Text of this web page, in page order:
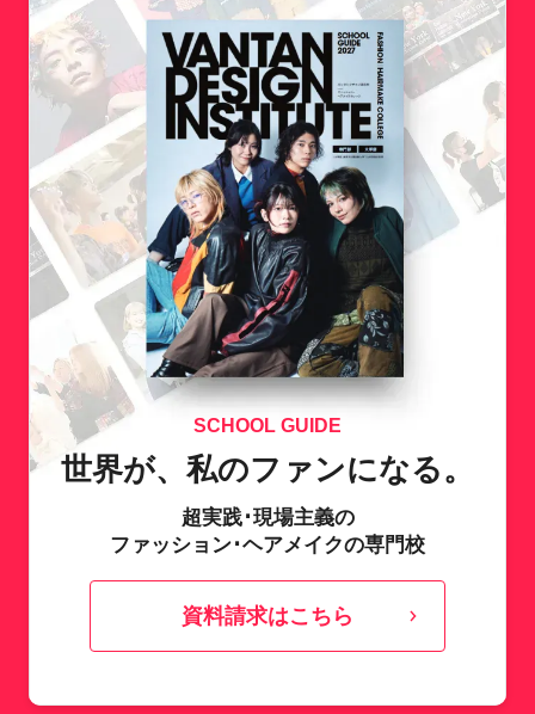
SCHOOL GUIDE
世界が、私のファンになる。
超実践･現場主義の
ファッション･ヘアメイクの専門校
資料請求はこちら